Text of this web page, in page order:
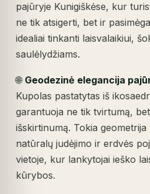
pajūryje Kunigiškėse, kur
ne tik atsigerti, bet ir
idealiai tinkanti laisvalaikiui,
saulėlydžiams.
🌐 Geodezinė elegancija
Kupolas pastatytas iš
garantuoja ne tik tvirtumą,
išskirtinumą. Tokia
natūralų judėjimo ir erdvės
vietoje, kur lankytojai ieško
kūrybos.